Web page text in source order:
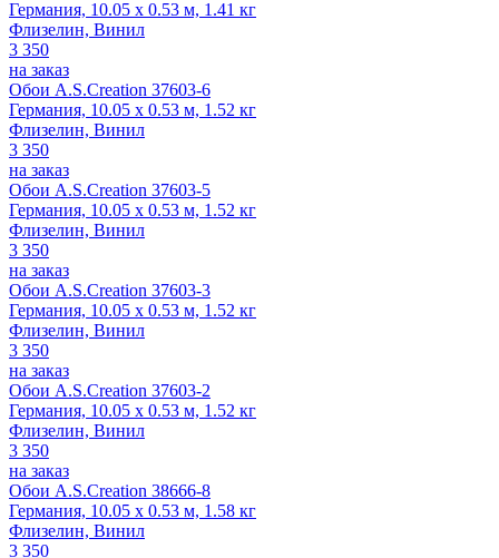
Германия, 10.05 x 0.53 м, 1.41 кг
Флизелин, Винил
3 350
на заказ
Обои A.S.Creation 37603-6
Германия, 10.05 x 0.53 м, 1.52 кг
Флизелин, Винил
3 350
на заказ
Обои A.S.Creation 37603-5
Германия, 10.05 x 0.53 м, 1.52 кг
Флизелин, Винил
3 350
на заказ
Обои A.S.Creation 37603-3
Германия, 10.05 x 0.53 м, 1.52 кг
Флизелин, Винил
3 350
на заказ
Обои A.S.Creation 37603-2
Германия, 10.05 x 0.53 м, 1.52 кг
Флизелин, Винил
3 350
на заказ
Обои A.S.Creation 38666-8
Германия, 10.05 x 0.53 м, 1.58 кг
Флизелин, Винил
3 350